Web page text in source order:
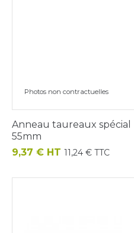
Photos non contractuelles
Anneau taureaux spécial
55mm
Prix
9,37 € HT 11,24 € TTC